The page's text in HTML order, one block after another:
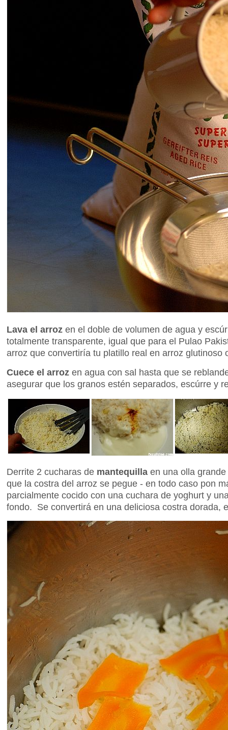
Lava el arroz en el doble de volumen de agua y
totalmente transparente, igual que para el Pulao
arroz que convertiría tu platillo real en arroz
Cuece el arroz en agua con sal hasta que se
asegurar que los granos estén separados, escúrre y
Derrite 2 cucharas de mantequilla en una olla
que la costra del arroz se pegue - en todo caso pon
parcialmente cocido con una cuchara de yoghurt y
fondo. Se convertirá en una deliciosa costra dorada,